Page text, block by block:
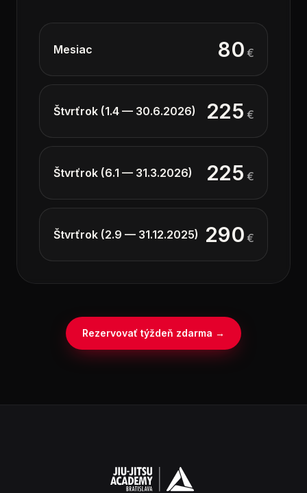
Mesiac 80 €
Štvrťrok (1.4 — 30.6.2026) 225 €
Štvrťrok (6.1 — 31.3.2026) 225 €
Štvrťrok (2.9 — 31.12.2025) 290 €
Rezervovať týždeň zdarma →